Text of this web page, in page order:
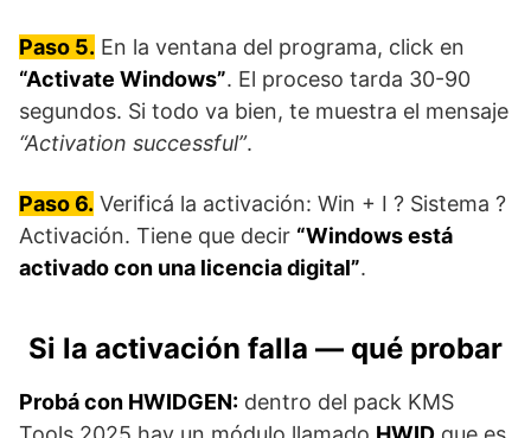
Paso 5. En la ventana del programa, click en
“Activate Windows”. El proceso tarda 30-90
segundos. Si todo va bien, te muestra el mensaje
“Activation successful”.
Paso 6. Verificá la activación: Win + I ? Sistema ?
Activación. Tiene que decir “Windows está
activado con una licencia digital”.
Si la activación falla — qué probar
Probá con HWIDGEN: dentro del pack KMS